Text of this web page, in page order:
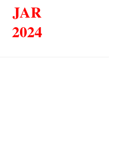
JAR
2024